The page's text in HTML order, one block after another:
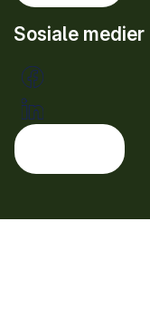
Sosiale medier